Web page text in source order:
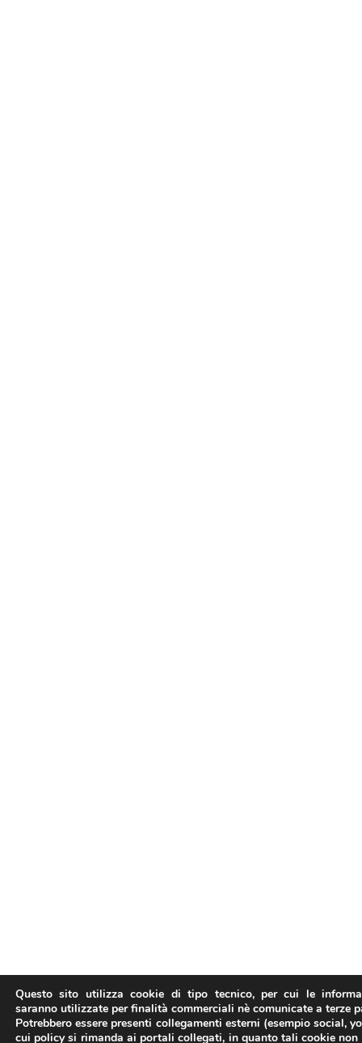
Questo sito utilizza cookie di tipo tecnico, per cui le
saranno utilizzate per finalità commerciali nè comunicate a terze
Potrebbero essere presenti collegamenti esterni (esempio social,
cui policy si rimanda ai portali collegati, in quanto tali cookie